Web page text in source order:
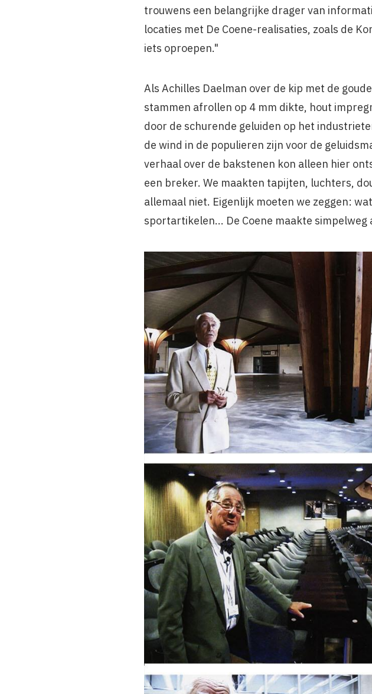
trouwens een belangrijke drager van
locaties met De Coene-realisaties, zoals de
iets oproepen."
Als Achilles Daelman over de kip met de
stammen afrollen op 4 mm dikte, hout
door de schurende geluiden op het
de wind in de populieren zijn voor de
verhaal over de bakstenen kon alleen hier
een breker. We maakten tapijten, luchters,
allemaal niet. Eigenlijk moeten we zeggen:
sportartikelen... De Coene maakte